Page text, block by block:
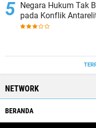
Negara Hukum Tak
pada Konflik
NETWORK
BERANDA